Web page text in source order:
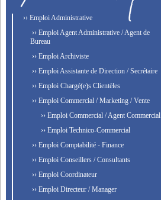
›› Emploi Administrative
›› Emploi Agent Administrative / Agent de
Bureau
›› Emploi Archiviste
›› Emploi Assistante de Direction / Secrétaire
›› Emploi Chargé(e)s Clientèles
›› Emploi Commercial / Marketing / Vente
›› Emploi Commercial / Agent Commercial
›› Emploi Technico-Commercial
›› Emploi Comptabilité - Finance
›› Emploi Conseillers / Consultants
›› Emploi Coordinateur
›› Emploi Directeur / Manager